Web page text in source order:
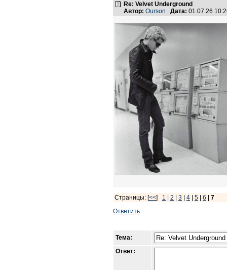
Re: Velvet Underground
Автор: Ourson Дата: 01.07.26
Страницы: [<<] 1 2 3 4 5 6
7
Ответить
Тема:
Ответ: